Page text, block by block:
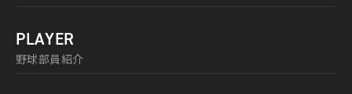
PLAYER
野球部員紹介